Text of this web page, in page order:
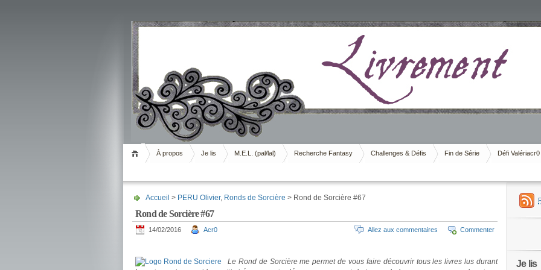
Livrement
À propos Je lis M.E.L. (pal/lal) Recherche Fantasy Challenges & Défis Fin de Série Défi Valériacr0
Accueil > PERU Olivier, Ronds de Sorcière > Rond de Sorcière #67
Rond de Sorcière #67
14/02/2016 Acr0 Commenter
Allez aux commentaires
Le Rond de Sorcière me permet de vous faire découvrir tous les livres lus durant
Je lis